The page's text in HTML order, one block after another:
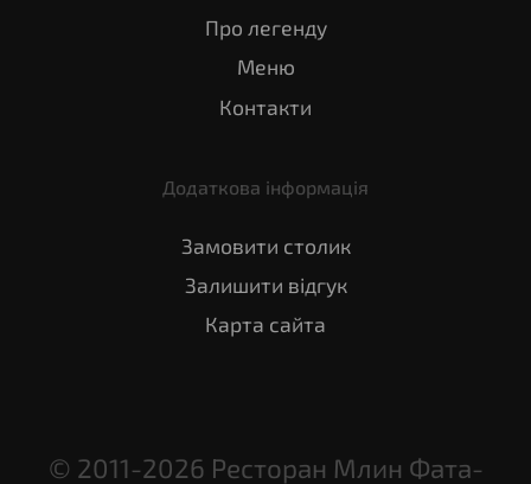
Про легенду
Меню
Контакти
Додаткова інформація
Замовити столик
Залишити відгук
Карта сайта
© 2011-2026 Ресторан Млин Фата-